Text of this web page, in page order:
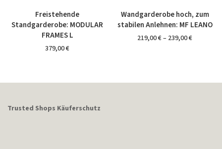
Freistehende
Standgarderobe: MODULAR
FRAMES L
379,00€
Wandgarderobe hoch, zum
stabilen Anlehnen: MF LEANO
219,00€– 239,00€
Trusted Shops Käuferschutz